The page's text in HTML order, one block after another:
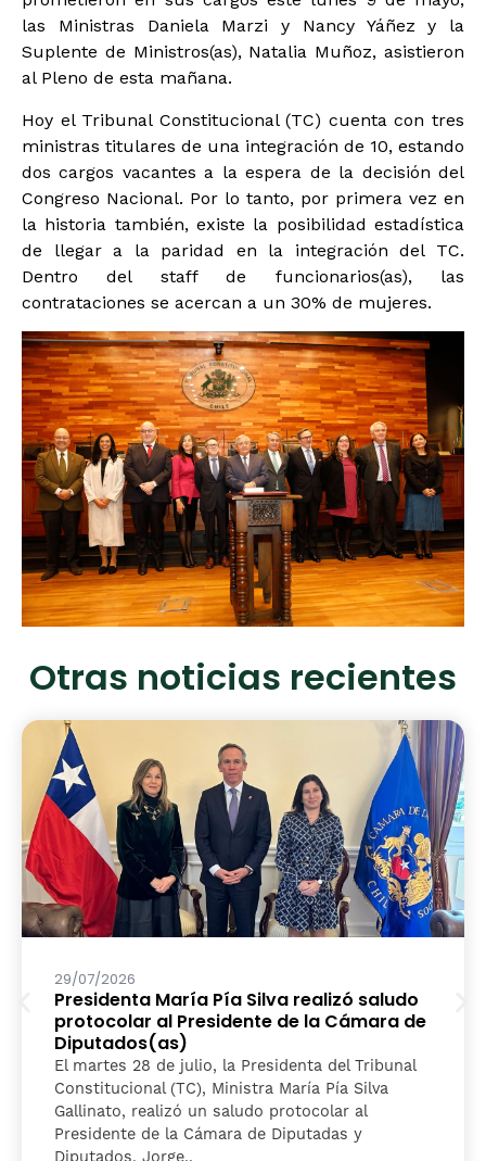
las Ministras Daniela Marzi y Nancy Yáñez y la
Suplente de Ministros(as), Natalia Muñoz, asistieron
al Pleno de esta mañana.
Hoy el Tribunal Constitucional (TC) cuenta con tres
ministras titulares de una integración de 10, estando
dos cargos vacantes a la espera de la decisión del
Congreso Nacional. Por lo tanto, por primera vez en
la historia también, existe la posibilidad estadística
de llegar a la paridad en la integración del TC.
Dentro del staff de funcionarios(as), las
contrataciones se acercan a un 30% de mujeres.
Otras noticias recientes
29/07/2026
Presidenta María Pía Silva realizó saludo
protocolar al Presidente de la Cámara de
Diputados(as)
El martes 28 de julio, la Presidenta del Tribunal
Constitucional (TC), Ministra María Pía Silva
Gallinato, realizó un saludo protocolar al
Presidente de la Cámara de Diputadas y